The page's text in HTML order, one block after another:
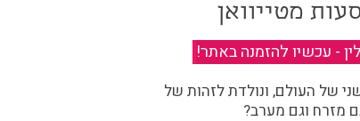
מטייוואן
- עכשיו להזמנה באתר!
של העולם, ונולדת לזהות של
מזרח וגם מערב?​​